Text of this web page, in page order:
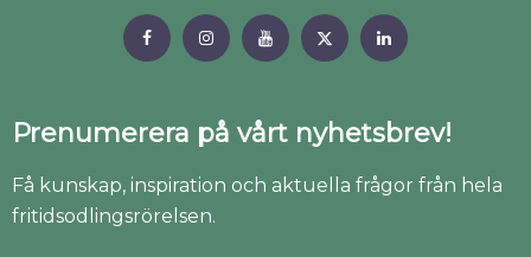
Prenumerera på vårt nyhetsbrev!
Få kunskap, inspiration och aktuella frågor från hela
fritidsodlingsrörelsen.